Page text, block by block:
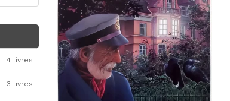
4 livres
3 livres